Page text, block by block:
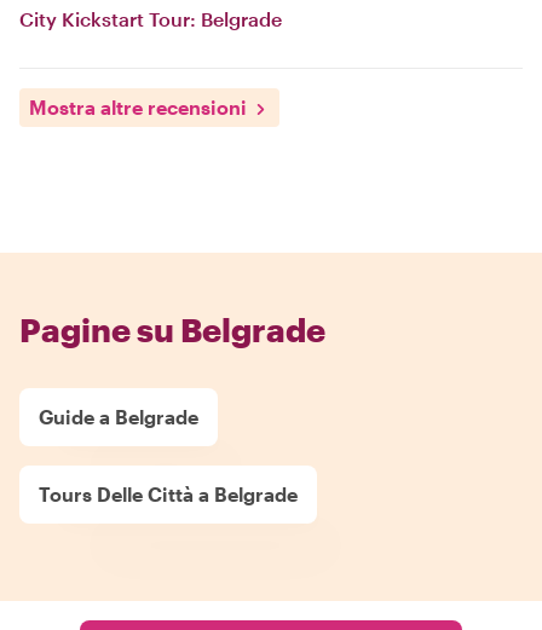
City Kickstart Tour: Belgrade
Mostra altre recensioni
Pagine su Belgrade
Guide a Belgrade
Tours Delle Città a Belgrade